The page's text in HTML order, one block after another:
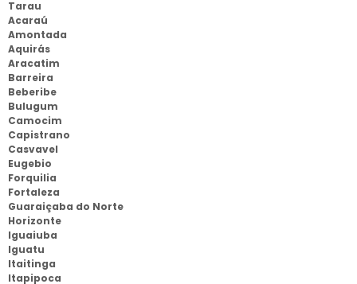
Tarau
Acaraú
Amontada
Aquirás
Aracatim
Barreira
Beberibe
Bulugum
Camocim
Capistrano
Casvavel
Eugebio
Forquilia
Fortaleza
Guaraiçaba do Norte
Horizonte
Iguaiuba
Iguatu
Itaitinga
Itapipoca